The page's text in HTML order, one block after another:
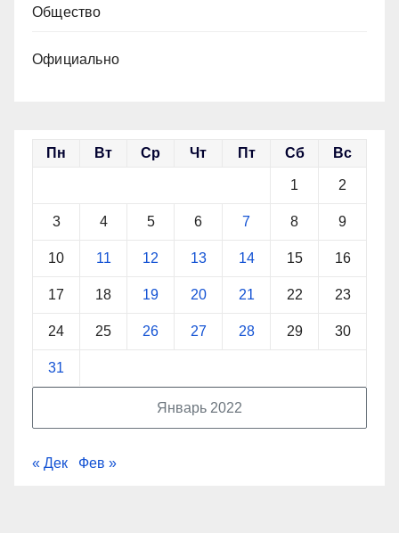
Общество
Официально
Январь 2022
Пн Вт Ср Чт Пт Сб Вс
1 2
3 4 5 6 7 8 9
10 11 12 13 14 15 16
17 18 19 20 21 22 23
24 25 26 27 28 29 30
31
« Дек Фев »